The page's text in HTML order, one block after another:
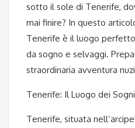
sotto il sole di Tenerife,
mai finire? In questo
Tenerife è il luogo
da sogno e selvaggi.
straordinaria avventura
Tenerife: Il Luogo dei Sogni
Tenerife, situata